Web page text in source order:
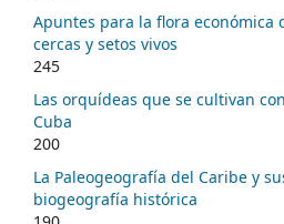
Apuntes para la flora económica
cercas y setos vivos
245
Las orquídeas que se cultivan
Cuba
200
La Paleogeografía del Caribe y
biogeografía histórica